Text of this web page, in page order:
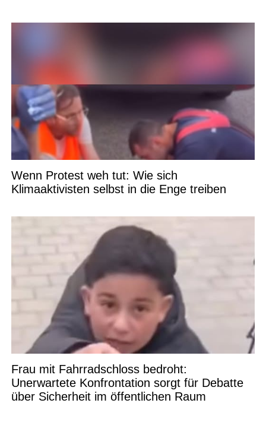
Wenn Protest weh tut: Wie sich
Klimaaktivisten selbst in die Enge treiben
Frau mit Fahrradschloss bedroht:
Unerwartete Konfrontation sorgt für Debatte
über Sicherheit im öffentlichen Raum